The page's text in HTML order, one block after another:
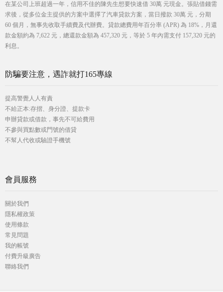
在某公司上班超過一年，信用不佳的陳先生想要快速借 30萬 元現金。張貼借錢需
求後，從多位金主提供的方案中選擇了汽車貸款方案，當日撥款 30萬 元，分期
60 個月，無事先收取手續費及代辦費。貸款總費用年百分率 (APR) 為 18%，月還
款金額約為 7,622 元，總還款金額為 457,320 元，等於 5 年內需支付 157,320 元的
利息。
防騙要注意，遇詐就打165專線
提高警覺人人有責
不給正本:存摺、身分證、提款卡
申辦貸款或借款，事先不可給費用
不參與買點數或門號的借貸
不幫人代收或驗證手機號
會員服務
關於我們
隱私權政策
使用條款
常見問題
我的帳號
付費升級廣告
聯絡我們